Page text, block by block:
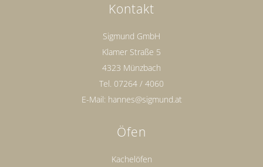
Kontakt
Sigmund GmbH
Klamer Straße 5
4323 Münzbach
Tel. 07264 / 4060
E-Mail: hannes@sigmund.at
Öfen
Kachelöfen